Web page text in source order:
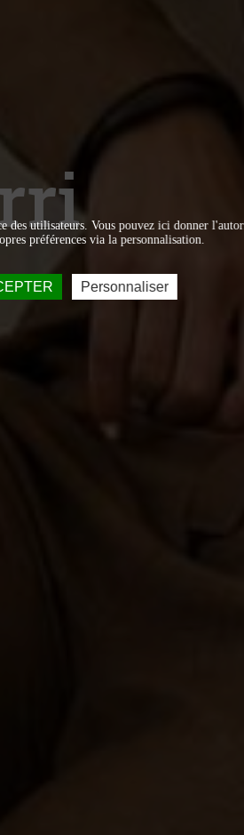
des utilisateurs. Vous pouvez ici donner
préférences via la personnalisation.
Personnaliser